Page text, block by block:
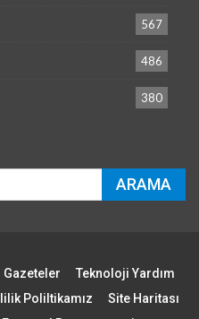
567
486
380
Gazeteler
Teknoloji Yardım
Poliltikamız
Site Haritası